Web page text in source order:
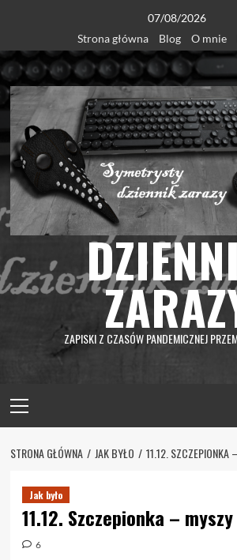
content
07/08/2026
Strona główna
Blog O mnie
ZAPISKI Z CZASÓW PANDEMICZNEJ
Menu
STRONA GŁÓWNA JAK BYŁO 11.12. SZCZEPIONKA
Jak było
11.12. Szczepionka –
6